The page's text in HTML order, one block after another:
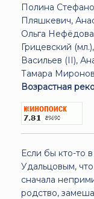
Полина
Пляшкевич,
Ольга
Грицевский
Васильев (II),
Тамара
Возрастная
Если бы кто-то
Удальцовым,
сначала
родство,